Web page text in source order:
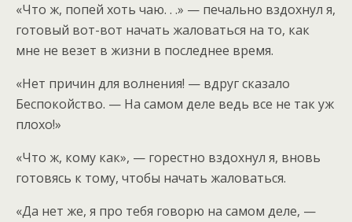
«Что ж, попей хоть чаю. . .» — печально вздохнул я,
готовый вот-вот начать жаловаться на то, как
мне не везет в жизни в последнее время.
«Нет причин для волнения! — вдруг сказало
Беспокойство. — На самом деле ведь все не так уж
плохо!»
«Что ж, кому как», — горестно вздохнул я, вновь
готовясь к тому, чтобы начать жаловаться.
«Да нет же, я про тебя говорю на самом деле, —